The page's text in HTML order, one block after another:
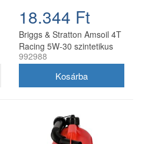
18.344 Ft
Briggs & Stratton Amsoil 4T
Racing 5W-30 szintetikus
motorolaj 0,95 l
992988